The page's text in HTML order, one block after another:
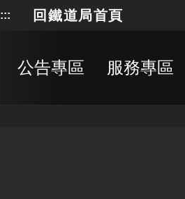
::: 回鐵道局首頁
公告專區 服務專區